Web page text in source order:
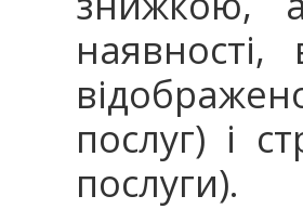
послуг) і
послуги).